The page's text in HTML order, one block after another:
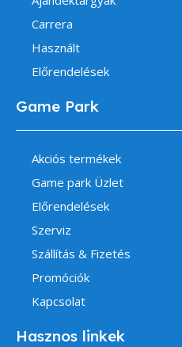
Carrera
Használt
Előrendelések
Game Park
Akciós termékek
Game park Üzlet
Előrendelések
Szerviz
Szállítás & Fizetés
Promóciók
Kapcsolat
Hasznos linkek